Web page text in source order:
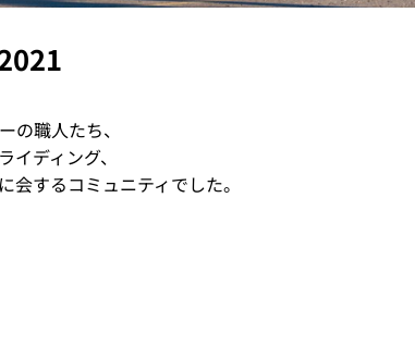
の職人たち、
ディング、
するコミュニティでした。